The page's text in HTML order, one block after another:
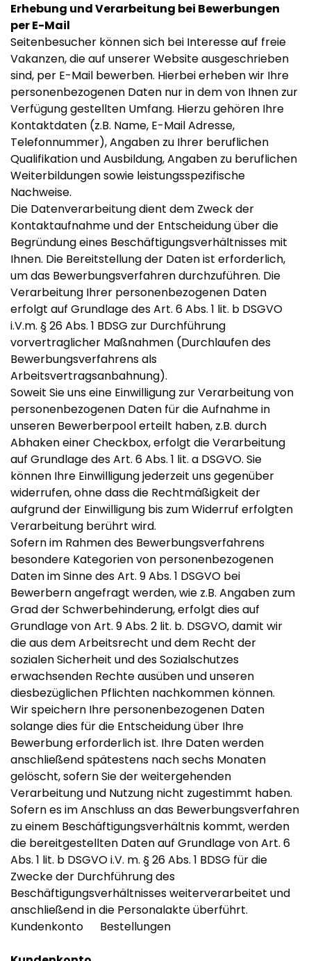
Erhebung und Verarbeitung bei Bewerbungen
per E-Mail
Seitenbesucher können sich bei Interesse auf freie
Vakanzen, die auf unserer Website ausgeschrieben
sind, per E-Mail bewerben. Hierbei erheben wir Ihre
personenbezogenen Daten nur in dem von Ihnen zur
Verfügung gestellten Umfang. Hierzu gehören Ihre
Kontaktdaten (z.B. Name, E-Mail Adresse,
Telefonnummer), Angaben zu Ihrer beruflichen
Qualifikation und Ausbildung, Angaben zu beruflichen
Weiterbildungen sowie leistungsspezifische
Nachweise.
Die Datenverarbeitung dient dem Zweck der
Kontaktaufnahme und der Entscheidung über die
Begründung eines Beschäftigungsverhältnisses mit
Ihnen. Die Bereitstellung der Daten ist erforderlich,
um das Bewerbungsverfahren durchzuführen. Die
Verarbeitung Ihrer personenbezogenen Daten
erfolgt auf Grundlage des Art. 6 Abs. 1 lit. b DSGVO
i.V.m. § 26 Abs. 1 BDSG zur Durchführung
vorvertraglicher Maßnahmen (Durchlaufen des
Bewerbungsverfahrens als
Arbeitsvertragsanbahnung).
Soweit Sie uns eine Einwilligung zur Verarbeitung von
personenbezogenen Daten für die Aufnahme in
unseren Bewerberpool erteilt haben, z.B. durch
Abhaken einer Checkbox, erfolgt die Verarbeitung
auf Grundlage des Art. 6 Abs. 1 lit. a DSGVO. Sie
können Ihre Einwilligung jederzeit uns gegenüber
widerrufen, ohne dass die Rechtmäßigkeit der
aufgrund der Einwilligung bis zum Widerruf erfolgten
Verarbeitung berührt wird.
Sofern im Rahmen des Bewerbungsverfahrens
besondere Kategorien von personenbezogenen
Daten im Sinne des Art. 9 Abs. 1 DSGVO bei
Bewerbern angefragt werden, wie z.B. Angaben zum
Grad der Schwerbehinderung, erfolgt dies auf
Grundlage von Art. 9 Abs. 2 lit. b. DSGVO, damit wir
die aus dem Arbeitsrecht und dem Recht der
sozialen Sicherheit und des Sozialschutzes
erwachsenden Rechte ausüben und unseren
diesbezüglichen Pflichten nachkommen können.
Wir speichern Ihre personenbezogenen Daten
solange dies für die Entscheidung über Ihre
Bewerbung erforderlich ist. Ihre Daten werden
anschließend spätestens nach sechs Monaten
gelöscht, sofern Sie der weitergehenden
Verarbeitung und Nutzung nicht zugestimmt haben.
Sofern es im Anschluss an das Bewerbungsverfahren
zu einem Beschäftigungsverhältnis kommt, werden
die bereitgestellten Daten auf Grundlage von Art. 6
Abs. 1 lit. b DSGVO i.V. m. § 26 Abs. 1 BDSG für die
Zwecke der Durchführung des
Beschäftigungsverhältnisses weiterverarbeitet und
anschließend in die Personalakte überführt.
Kundenkonto Bestellungen